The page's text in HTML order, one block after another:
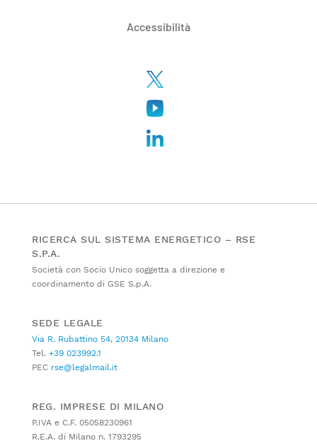
Accessibilità
RICERCA SUL SISTEMA ENERGETICO – RSE
S.P.A.
Società con Socio Unico soggetta a direzione e
coordinamento di GSE S.p.A.
SEDE LEGALE
Via R. Rubattino 54, 20134 Milano
Tel. +39 023992.1
PEC rse@legalmail.it
REG. IMPRESE DI MILANO
P.IVA e C.F. 05058230961
R.E.A. di Milano n. 1793295